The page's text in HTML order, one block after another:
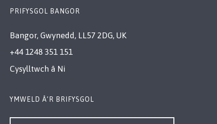
PRIFYSGOL BANGOR
Bangor, Gwynedd, LL57 2DG, UK
+44 1248 351 151
Cysylltwch â Ni
YMWELD Â’R BRIFYSGOL